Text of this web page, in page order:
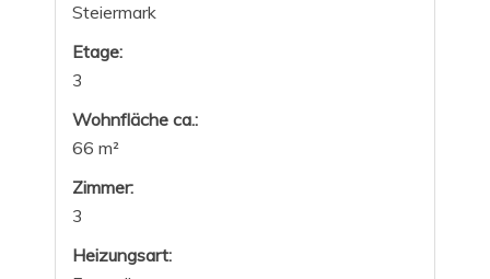
Steiermark
Etage:
3
Wohnfläche ca.:
66 m²
Zimmer:
3
Heizungsart: